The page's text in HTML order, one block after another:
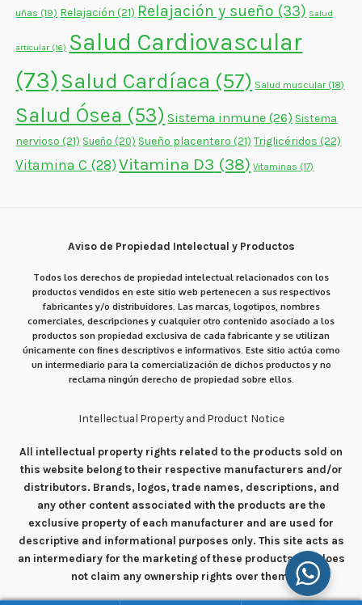
uñas (19) Relajación (21) Relajación y sueño (33) Salud
articular (16) Salud Cardiovascular
(73)Salud Cardíaca (57) Salud muscular(18)
Salud Ósea (53) Sistema inmune (26) Sistema
nervioso (21) Sueño (20) Sueño placentero (21) Triglicéridos (22)
Vitamina C (28) Vitamina D3 (38) Vitaminas (17)
Aviso de Propiedad Intelectual y Productos
Todos los derechos de propiedad intelectual relacionados con los
productos vendidos en este sitio web pertenecen a sus respectivos
fabricantes y/o distribuidores. Las marcas, logotipos, nombres
comerciales, descripciones y cualquier otro contenido asociado a los
productos son propiedad exclusiva de cada fabricante y se utilizan
únicamente con fines descriptivos e informativos. Este sitio actúa como
un intermediario para la comercialización de dichos productos y no
reclama ningún derecho de propiedad sobre ellos.
Intellectual Property and Product Notice
All intellectual property rights related to the products sold on
this website belong to their respective manufacturers and/or
distributors. Brands, logos, trade names, descriptions, and
any other content associated with the products are the
exclusive property of each manufacturer and are used for
descriptive and informational purposes only. This site acts as
an intermediary for the marketing of these products and does
not claim any ownership rights over them.